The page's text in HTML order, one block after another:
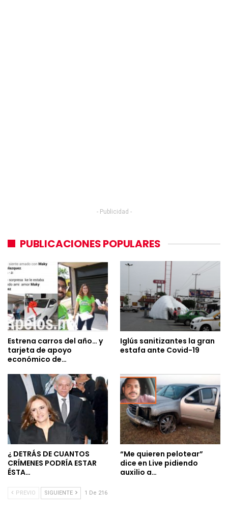
- Publicidad -
PUBLICACIONES POPULARES
Estrena carros del año… y
tarjeta de apoyo
económico de…
Iglús sanitizantes la gran
estafa ante Covid-19
¿ DETRÁS DE CUANTOS
CRÍMENES PODRÍA ESTAR
ÉSTA…
“Me quieren pelotear”
dice en Live pidiendo
auxilio a…
PREVIO SIGUIENTE 1 De 216